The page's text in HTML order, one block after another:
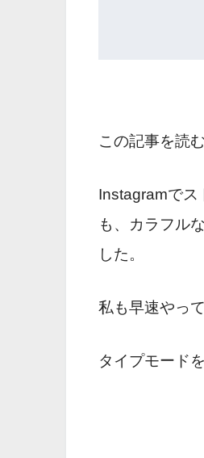
この記事を読
Instagramでス
も、カラフル
した。
私も早速やっ
タイプモード